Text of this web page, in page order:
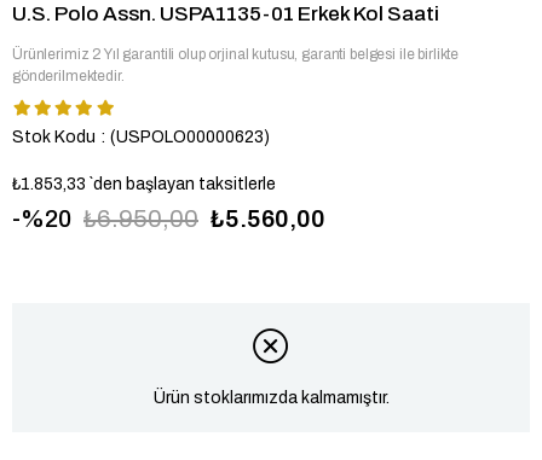
U.S. Polo Assn. USPA1135-01 Erkek Kol Saati
Ürünlerimiz 2 Yıl garantili olup orjinal kutusu, garanti belgesi ile birlikte
gönderilmektedir.
Stok Kodu (USPOLO00000623)
₺1.853,33 `den başlayan taksitlerle
20 ₺6.950,00 ₺5.560,00
Ürün stoklarımızda kalmamıştır.